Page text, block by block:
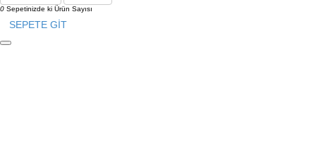
0 Sepetinizde ki Ürün Sayısı
SEPETE GİT